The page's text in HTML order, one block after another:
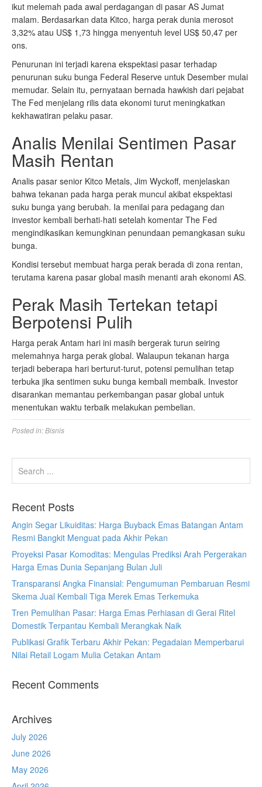
ikut melemah pada awal perdagangan di pasar AS Jumat
malam. Berdasarkan data Kitco, harga perak dunia merosot
3,32% atau US$ 1,73 hingga menyentuh level US$ 50,47 per
ons.
Penurunan ini terjadi karena ekspektasi pasar terhadap
penurunan suku bunga Federal Reserve untuk Desember mulai
memudar. Selain itu, pernyataan bernada hawkish dari pejabat
The Fed menjelang rilis data ekonomi turut meningkatkan
kekhawatiran pelaku pasar.
Analis Menilai Sentimen Pasar
Masih Rentan
Analis pasar senior Kitco Metals, Jim Wyckoff, menjelaskan
bahwa tekanan pada harga perak muncul akibat ekspektasi
suku bunga yang berubah. Ia menilai para pedagang dan
investor kembali berhati-hati setelah komentar The Fed
mengindikasikan kemungkinan penundaan pemangkasan suku
bunga.
Kondisi tersebut membuat harga perak berada di zona rentan,
terutama karena pasar global masih menanti arah ekonomi AS.
Perak Masih Tertekan tetapi
Berpotensi Pulih
Harga perak Antam hari ini masih bergerak turun seiring
melemahnya harga perak global. Walaupun tekanan harga
terjadi beberapa hari berturut-turut, potensi pemulihan tetap
terbuka jika sentimen suku bunga kembali membaik. Investor
disarankan memantau perkembangan pasar global untuk
menentukan waktu terbaik melakukan pembelian.
Posted in:Bisnis
Recent Posts
Angin Segar Likuiditas: Harga Buyback Emas Batangan Antam
Resmi Bangkit Menguat pada Akhir Pekan
Proyeksi Pasar Komoditas: Mengulas Prediksi Arah Pergerakan
Harga Emas Dunia Sepanjang Bulan Juli
Transparansi Angka Finansial: Pengumuman Pembaruan Resmi
Skema Jual Kembali Tiga Merek Emas Terkemuka
Tren Pemulihan Pasar: Harga Emas Perhiasan di Gerai Ritel
Domestik Terpantau Kembali Merangkak Naik
Publikasi Grafik Terbaru Akhir Pekan: Pegadaian Memperbarui
Nilai Retail Logam Mulia Cetakan Antam
Recent Comments
Archives
July 2026
June 2026
May 2026